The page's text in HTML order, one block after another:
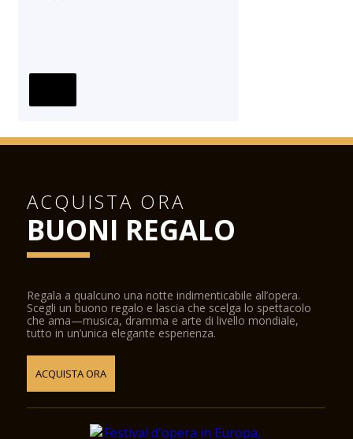
ACQUISTA ORA
BUONI REGALO
Regala a qualcuno una notte indimenticabile all’opera.
Scegli un buono regalo e lascia che scelga lo spettacolo
che ama—musica, dramma e arte di livello mondiale,
tutto in un’unica elegante esperienza.
ACQUISTA ORA